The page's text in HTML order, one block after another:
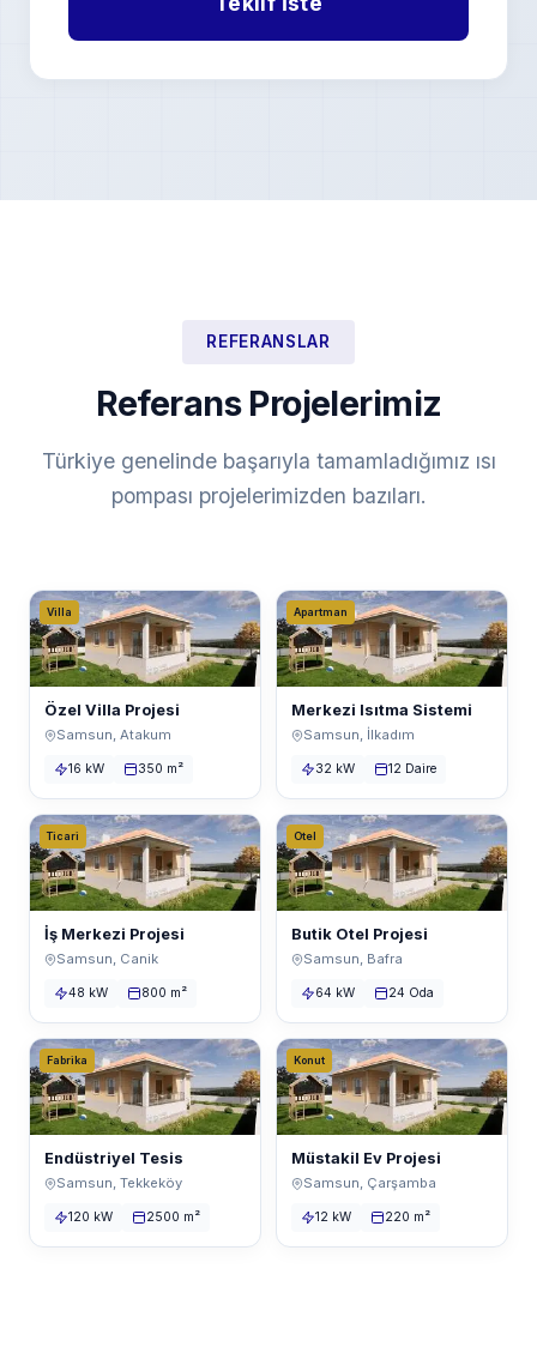
REFERANSLAR
Referans Projelerimiz
Türkiye genelinde başarıyla tamamladığımız ısı
pompası projelerimizden bazıları.
Villa
Özel Villa Projesi
Samsun, Atakum
16 kW 350 m²
Apartman
Merkezi Isıtma Sistemi
Samsun, İlkadım
32 kW 12 Daire
Ticari
İş Merkezi Projesi
Samsun, Canik
48 kW 800 m²
Otel
Butik Otel Projesi
Samsun, Bafra
64 kW 24 Oda
Fabrika
Endüstriyel Tesis
Samsun, Tekkeköy
120 kW 2500 m²
Konut
Müstakil Ev Projesi
Samsun, Çarşamba
12 kW 220 m²